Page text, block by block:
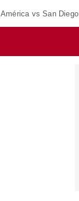
América vs San Diego